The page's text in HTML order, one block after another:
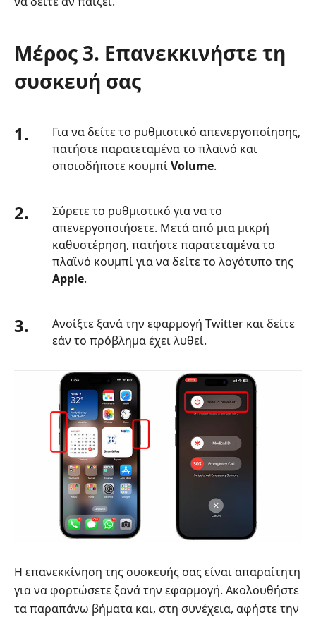
Μέρος 3. Επανεκκινήστε τη
συσκευή σας
1.
Για να δείτε το ρυθμιστικό απενεργοποίησης,
πατήστε παρατεταμένα το πλαϊνό και
οποιοδήποτε κουμπίVolume.
2.
Σύρετε το ρυθμιστικό για να το
απενεργοποιήσετε. Μετά από μια μικρή
καθυστέρηση, πατήστε παρατεταμένα το
πλαϊνό κουμπί για να δείτε το λογότυπο της
Apple.
3.
Ανοίξτε ξανά την εφαρμογή Twitter και δείτε
εάν το πρόβλημα έχει λυθεί.
Η επανεκκίνηση της συσκευής σας είναι απαραίτητη
για να φορτώσετε ξανά την εφαρμογή. Ακολουθήστε
τα παραπάνω βήματα και, στη συνέχεια, αφήστε την